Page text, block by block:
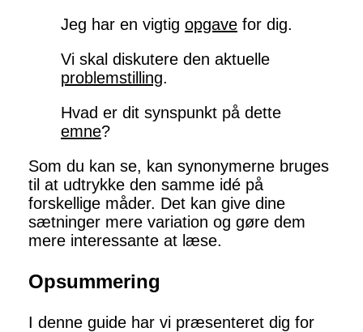
Jeg har en vigtig opgave for dig.
Vi skal diskutere den aktuelle
problemstilling.
Hvad er dit synspunkt på dette
emne?
Som du kan se, kan synonymerne bruges
til at udtrykke den samme idé på
forskellige måder. Det kan give dine
sætninger mere variation og gøre dem
mere interessante at læse.
Opsummering
I denne guide har vi præsenteret dig for